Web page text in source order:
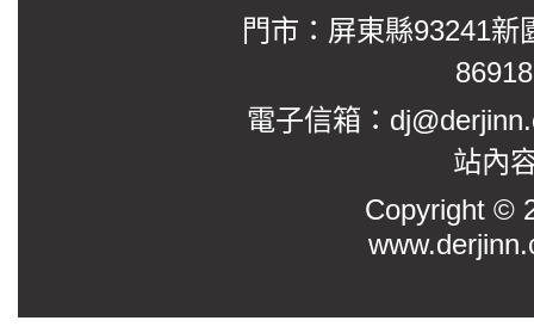
門市：屏東縣93241
電子信箱：
站內
Copyright ©